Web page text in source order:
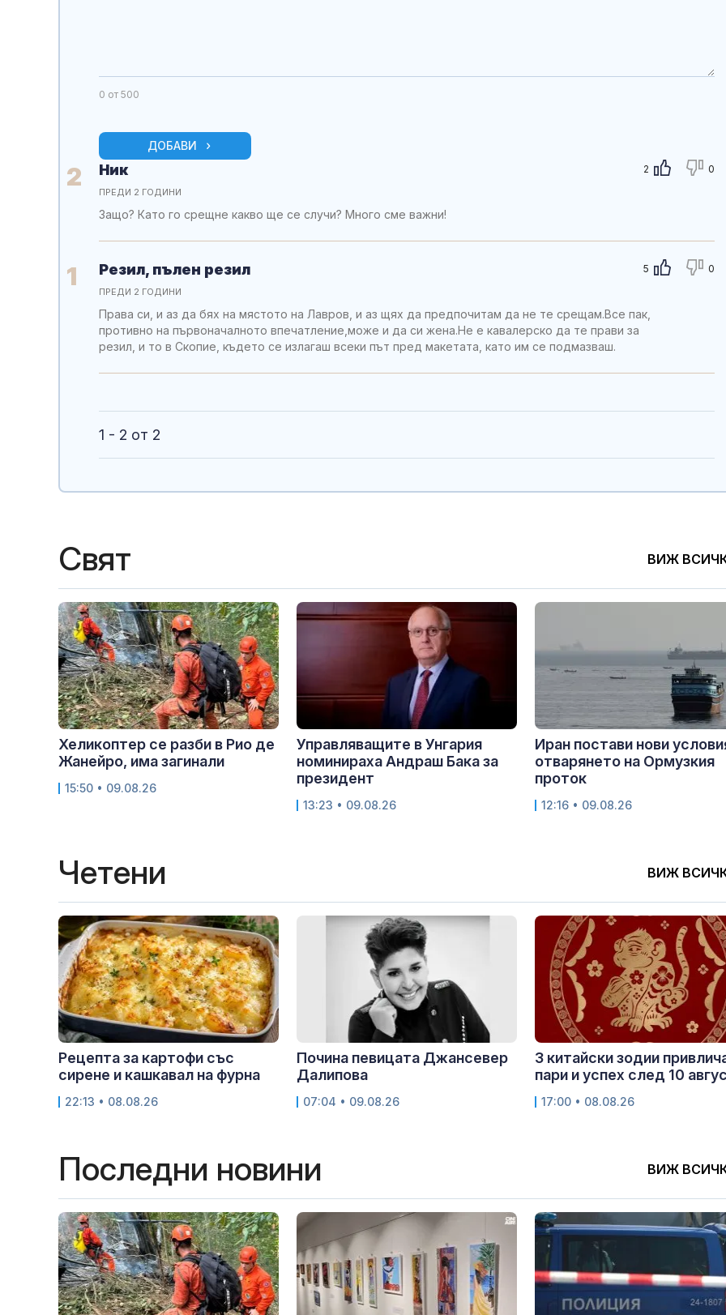
0 от 500
ДОБАВИ
2 2 0
Ник
ПРЕДИ 2 ГОДИНИ
Защо? Като го срещне какво ще се случи? Много сме важни!
1 5 0
Резил, пълен резил
ПРЕДИ 2 ГОДИНИ
Права си, и аз да бях на мястото на Лавров, и аз щях да предпочитам да не те срещам.Все пак,
противно на първоначалното впечатление,може и да си жена.Не е кавалерско да те прави за
резил, и то в Скопие, където се излагаш всеки път пред макетата, като им се подмазваш.
1 - 2 от 2
Свят ВИЖ
Хеликоптер се разби в Рио де
Жанейро, има загинали
15:50 • 09.08.26
Управляващите в Унгария
номинираха Андраш Бака за
президент
13:23 • 09.08.26
Иран постави нови
отварянето на Ормузкия
проток
12:16 • 09.08.26
Четени ВИЖ
Рецепта за картофи със
сирене и кашкавал на фурна
22:13 • 08.08.26
Почина певицата Джансевер
Далипова
07:04 • 09.08.26
3 китайски зодии
пари и успех след 10
17:00 • 08.08.26
Последни новини ВИЖ